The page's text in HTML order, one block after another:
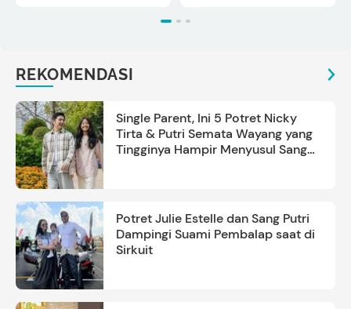
REKOMENDASI
Single Parent, Ini 5 Potret Nicky
Tirta & Putri Semata Wayang yang
Tingginya Hampir Menyusul Sang
Potret Julie Estelle dan Sang Putri
Dampingi Suami Pembalap saat di
Sirkuit